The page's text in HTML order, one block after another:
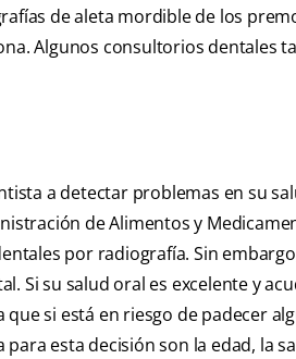
de aleta mordible de los
Algunos consultorios dentales
a detectar problemas en su
de Alimentos y
por radiografía. Sin
Si su salud oral es excelente y
si está en riesgo de padecer
esta decisión son la edad, la